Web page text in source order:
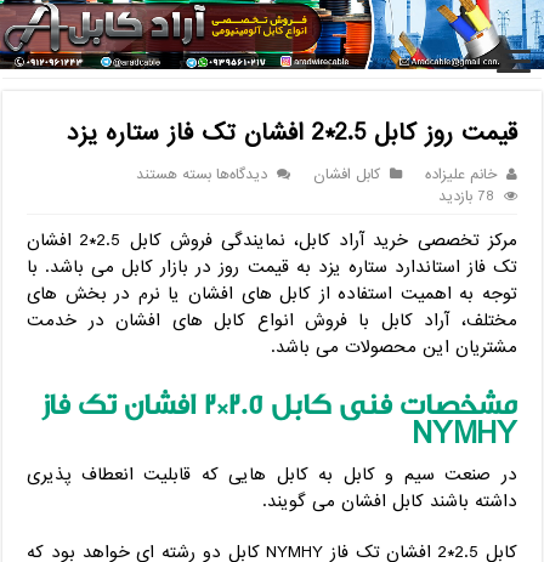
خانه / کابل / کابل افشان /
قیمت روز کابل 2.5*2 افشان تک فاز ستاره
یزد
قیمت روز کابل 2.5*2 افشان تک فاز ستاره یزد
خانم علیزاده کابل افشان دیدگاه‌هابرای
کابل
2.5*2
افشان
تک
فاز
بسته هستند
78 بازدید
مرکز تخصصی خرید آراد کابل، نمایندگی فروش کابل 2.5*2 افشان
تک فاز استاندارد ستاره یزد به قیمت روز در بازار کابل می باشد. با
توجه به اهمیت استفاده از کابل های افشان یا نرم در بخش های
مختلف، آراد کابل با فروش انواع کابل های افشان در خدمت
مشتریان این محصولات می باشد.
مشخصات فنی کابل 2.5*2 افشان تک فاز
NYMHY
در صنعت سیم و کابل به کابل هایی که قابلیت انعطاف پذیری
داشته باشند کابل افشان می گویند.
کابل 2.5*2 افشان تک فاز NYMHY کابل دو رشته ای خواهد بود که